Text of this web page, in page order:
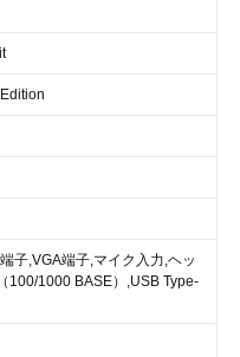
子,VGA端子,マイク入力,ヘッ
100/1000 BASE）,USB Type-